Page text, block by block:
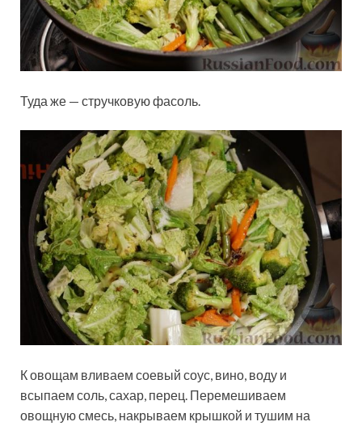
Туда же — стручковую фасоль.
К овощам вливаем соевый соус, вино, воду и
всыпаем соль, сахар, перец. Перемешиваем
овощную смесь, накрываем крышкой и тушим на